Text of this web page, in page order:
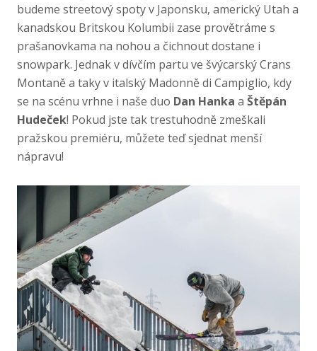
budeme streetový spoty v Japonsku, americký Utah a
kanadskou Britskou Kolumbii zase provětráme s
prašanovkama na nohou a čichnout dostane i
snowpark. Jednak v dívčím partu ve švýcarský Crans
Montaně a taky v italský Madonně di Campiglio, kdy
se na scénu vrhne i naše duo Dan Hanka a Štěpán
Hudeček! Pokud jste tak trestuhodně zmeškali
pražskou premiéru, můžete teď sjednat menší
nápravu!